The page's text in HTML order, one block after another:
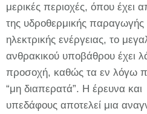
μερικές περιοχές, όπου έχει
της υδροθερμικής παραγωγής
ηλεκτρικής ενέργειας, το
ανθρακικού υποβάθρου έχει
προσοχή, καθώς τα εν λόγω
“μη διαπερατά”. Η έρευνα
υπεδάφους αποτελεί μια